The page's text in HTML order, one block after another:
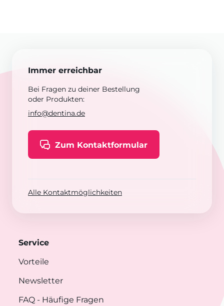
Immer erreichbar
Bei Fragen zu deiner Bestellung
oder Produkten:
info@dentina.de
Zum Kontaktformular
Alle Kontaktmöglichkeiten
Service
Vorteile
Newsletter
FAQ - Häufige Fragen